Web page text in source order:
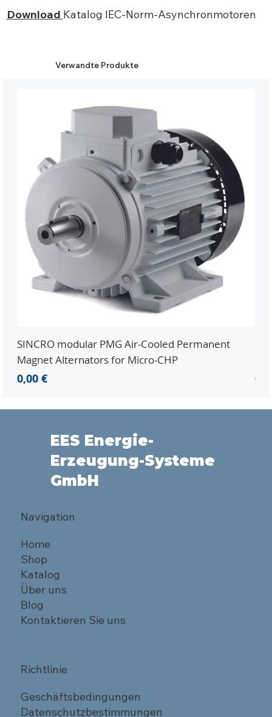
Download Katalog IEC-Norm-Asynchronmotoren
Verwandte Produkte
SINCRO modular PMG Air-Cooled Permanent
Magnet Alternators for Micro-CHP
Preis
0,00 €
EES Energie-
Erzeugung-Systeme
GmbH
Navigation
Home
Shop
Katalog
Über uns
Blog
Kontaktieren Sie uns
Richtlinie
Geschäftsbedingungen
Datenschutzbestimmungen